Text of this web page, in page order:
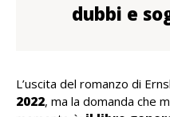
dubbi e
L’uscita del romanzo di
2022, ma la domanda che